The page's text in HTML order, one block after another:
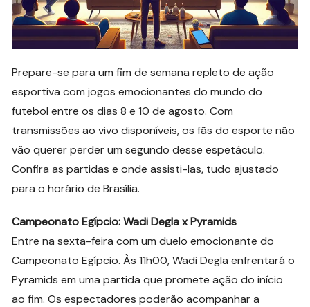
Prepare-se para um fim de semana repleto de ação
esportiva com jogos emocionantes do mundo do
futebol entre os dias 8 e 10 de agosto. Com
transmissões ao vivo disponíveis, os fãs do esporte não
vão querer perder um segundo desse espetáculo.
Confira as partidas e onde assisti-las, tudo ajustado
para o horário de Brasília.
Campeonato Egípcio: Wadi Degla x Pyramids
Entre na sexta-feira com um duelo emocionante do
Campeonato Egípcio. Às 11h00, Wadi Degla enfrentará o
Pyramids em uma partida que promete ação do início
ao fim. Os espectadores poderão acompanhar a